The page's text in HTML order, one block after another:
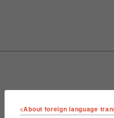
<About foreign language